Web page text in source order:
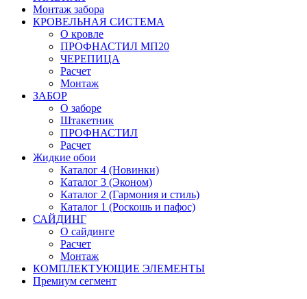
Монтаж забора
КРОВЕЛЬНАЯ СИСТЕМА
О кровле
ПРОФНАСТИЛ МП20
ЧЕРЕПИЦА
Расчет
Монтаж
ЗАБОР
О заборе
Штакетник
ПРОФНАСТИЛ
Расчет
Жидкие обои
Каталог 4 (Новинки)
Каталог 3 (Эконом)
Каталог 2 (Гармония и стиль)
Каталог 1 (Роскошь и пафос)
САЙДИНГ
О сайдинге
Расчет
Монтаж
КОМПЛЕКТУЮЩИЕ ЭЛЕМЕНТЫ
Премиум сегмент